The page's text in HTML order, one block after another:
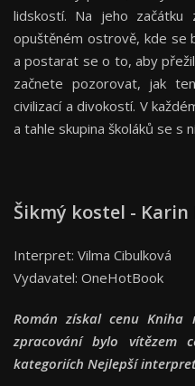
lidskostí. Na jeho začátku
opuštěném ostrově, kde se
a postarat se o to, aby
začnete pozorovat, jak
civilizací a divokostí. V
a tahle skupina školáků se s
Šikmý kostel - Karin
Interpret: Vilma Cibulková
Vydavatel: OneHotBook
Román získal cenu
zpracování bylo vítězem
kategoriích Nejlepší